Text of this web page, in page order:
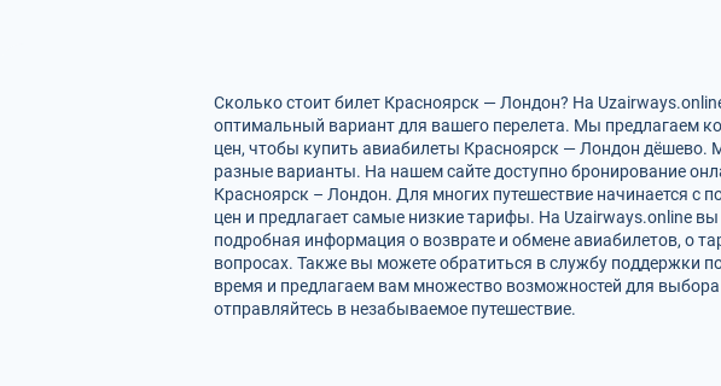
Сколько стоит билет Красноярск — Лондон? На
оптимальный вариант для вашего перелета. Мы предлагаем
цен, чтобы купить авиабилеты Красноярск — Лондон дёшево.
разные варианты. На нашем сайте доступно бронирование
Красноярск – Лондон. Для многих путешествие начинается с
цен и предлагает самые низкие тарифы. На Uzairways.online
подробная информация о возврате и обмене авиабилетов, о
вопросах. Также вы можете обратиться в службу поддержки
время и предлагаем вам множество возможностей для
отправляйтесь в незабываемое путешествие.